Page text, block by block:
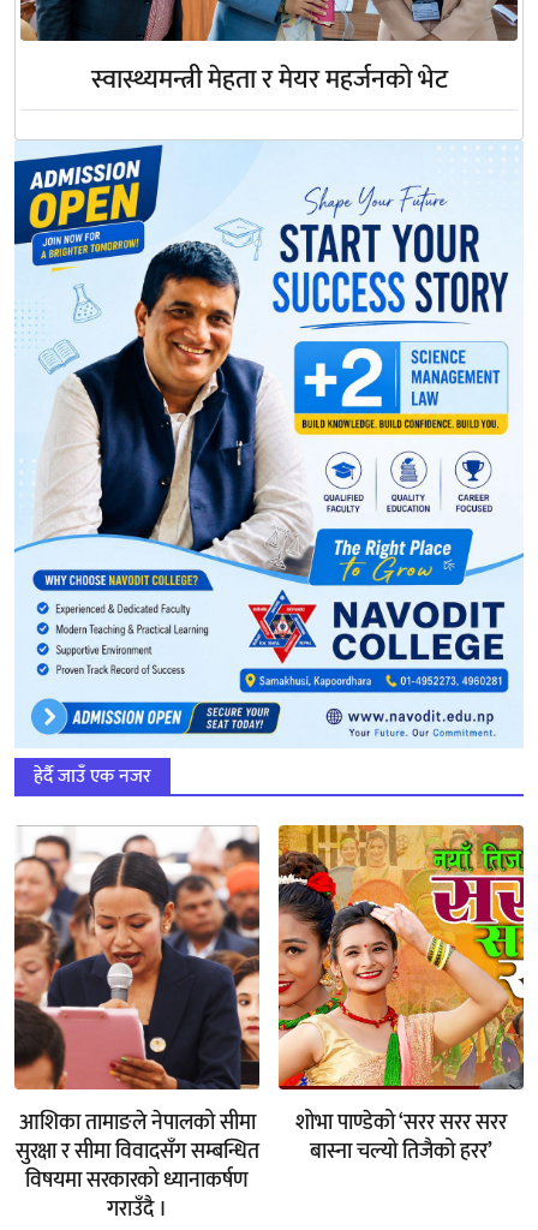
स्वास्थ्यमन्त्री मेहता र मेयर महर्जनको भेट
हेर्दै जाउँ एक नजर
आशिका तामाङले नेपालको सीमा
सुरक्षा र सीमा विवादसँग सम्बन्धित
विषयमा सरकारको ध्यानाकर्षण
गराउँदै ।
शोभा पाण्डेको ‘सरर सरर सरर
बास्ना चल्यो तिजैको हरर’